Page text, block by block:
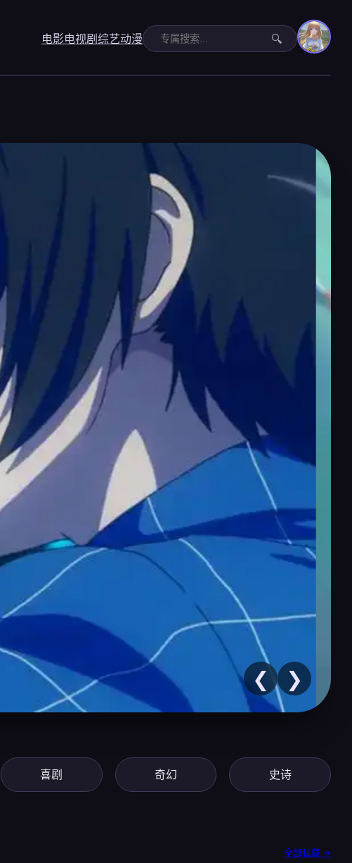
电影电视剧综艺动漫
❮ ❯
喜剧 奇幻 史诗
全部私藏 →